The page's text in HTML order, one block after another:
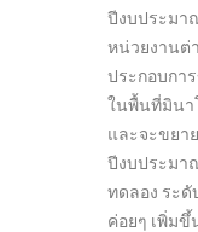
ปีงบประมา
หน่วยงานต่
ประกอบกา
ในพื้นที่มินา
และจะขยา
ปีงบประมา
ทดลอง ระ
ค่อยๆ เพิ่มขึ้